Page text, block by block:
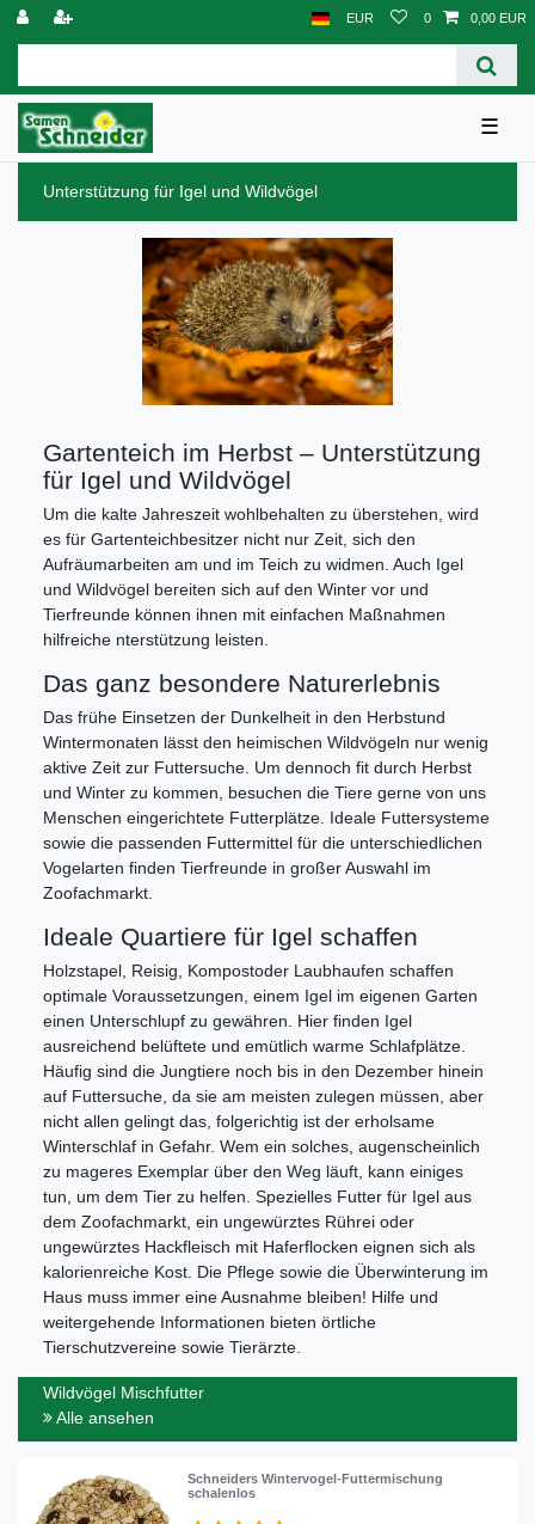
EUR 0 0,00 EUR
☰
Unterstützung für Igel und Wildvögel
Gartenteich im Herbst – Unterstützung
für Igel und Wildvögel
Um die kalte Jahreszeit wohlbehalten zu überstehen, wird
es für Gartenteichbesitzer nicht nur Zeit, sich den
Aufräumarbeiten am und im Teich zu widmen. Auch Igel
und Wildvögel bereiten sich auf den Winter vor und
Tierfreunde können ihnen mit einfachen Maßnahmen
hilfreiche nterstützung leisten.
Das ganz besondere Naturerlebnis
Das frühe Einsetzen der Dunkelheit in den Herbstund
Wintermonaten lässt den heimischen Wildvögeln nur wenig
aktive Zeit zur Futtersuche. Um dennoch fit durch Herbst
und Winter zu kommen, besuchen die Tiere gerne von uns
Menschen eingerichtete Futterplätze. Ideale Futtersysteme
sowie die passenden Futtermittel für die unterschiedlichen
Vogelarten finden Tierfreunde in großer Auswahl im
Zoofachmarkt.
Ideale Quartiere für Igel schaffen
Holzstapel, Reisig, Kompostoder Laubhaufen schaffen
optimale Voraussetzungen, einem Igel im eigenen Garten
einen Unterschlupf zu gewähren. Hier finden Igel
ausreichend belüftete und emütlich warme Schlafplätze.
Häufig sind die Jungtiere noch bis in den Dezember hinein
auf Futtersuche, da sie am meisten zulegen müssen, aber
nicht allen gelingt das, folgerichtig ist der erholsame
Winterschlaf in Gefahr. Wem ein solches, augenscheinlich
zu mageres Exemplar über den Weg läuft, kann einiges
tun, um dem Tier zu helfen. Spezielles Futter für Igel aus
dem Zoofachmarkt, ein ungewürztes Rührei oder
ungewürztes Hackfleisch mit Haferflocken eignen sich als
kalorienreiche Kost. Die Pflege sowie die Überwinterung im
Haus muss immer eine Ausnahme bleiben! Hilfe und
weitergehende Informationen bieten örtliche
Tierschutzvereine sowie Tierärzte.
Wildvögel Mischfutter
Alle ansehen
Schneiders Wintervogel-Futtermischung
schalenlos